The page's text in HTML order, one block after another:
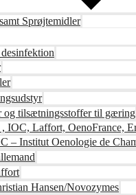
Sprøjtemidler
og tilsætningsstoffer til gæring
IOC, Laffort, OenoFrance,
– Institut Oenologie de
Hansen/Novozymes